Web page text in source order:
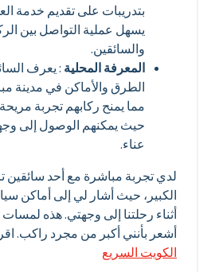
بتدريبات على تقديم خدمة
يسهل عملية التواصل بين
والسائقين.
المعرفة المحلية: يعرف
الطرق والأماكن في مدينة
مما يمنح ركابهم تجربة
حيث يمكنهم الوصول إلى
عناء.
لدي تجربة مباشرة مع أحد سائقين
الكبير، حيث أشار لي إلى أماكن
أثناء رحلتنا إلى وجهتي. هذه
أشعر بأنني أكبر من مجرد راكب.
الكويت السريع